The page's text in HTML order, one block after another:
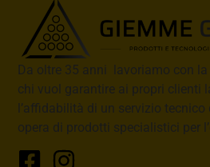
Da oltre 35 anni lavoriamo con la
chi vuol garantire ai propri clienti
l’affidabilità di un servizio
opera di prodotti specialistici per